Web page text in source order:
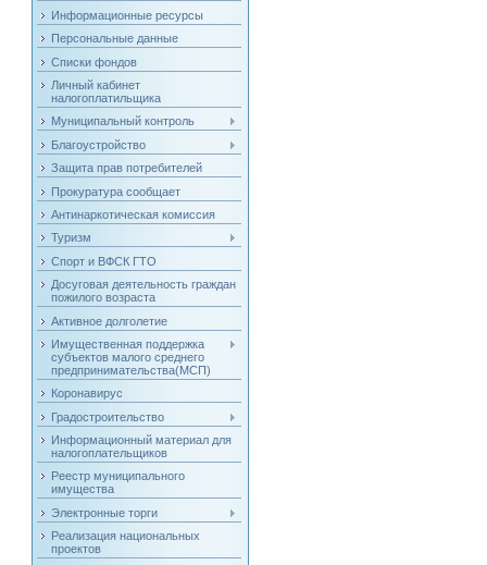
Информационные ресурсы
Персональные данные
Списки фондов
Личный кабинет
налогоплатильщика
Муниципальный контроль
Благоустройство
Защита прав потребителей
Прокуратура сообщает
Антинаркотическая комиссия
Туризм
Спорт и ВФСК ГТО
Досуговая деятельность граждан
пожилого возраста
Активное долголетие
Имущественная поддержка
субъектов малого среднего
предпринимательства(МСП)
Коронавирус
Градостроительство
Информационный материал для
налогоплательщиков
Реестр муниципального
имущества
Электронные торги
Реализация национальных
проектов